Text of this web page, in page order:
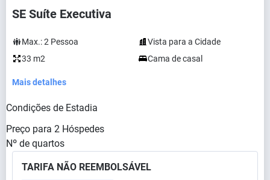
SE Suíte Executiva
Max.:2 Pessoa
Vista para a Cidade
33 m2
Cama de casal
Mais detalhes
Condições de Estadia
Preço para 2 Hóspedes
Nº de quartos
TARIFA NÃO REEMBOLSÁVEL